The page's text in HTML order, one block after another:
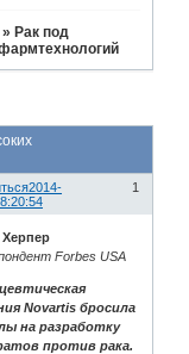
» Рак под
1
2014-
Forbes USA
Novartis бросила
на разработку
против рака.